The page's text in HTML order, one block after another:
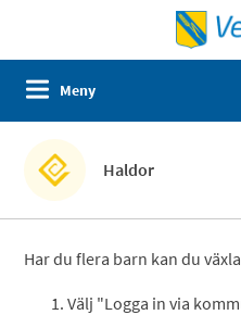
Meny
Haldor
Har du flera barn kan du
Välj "Logga in via